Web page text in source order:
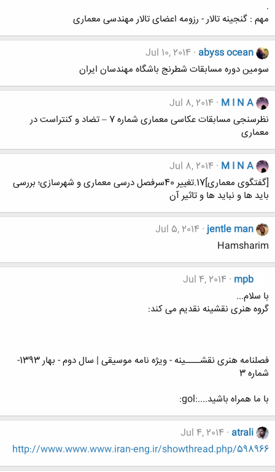
.
مهم : گنجینه تالار - رزومه اعضای تالار مهندسی معماری
abyss ocean
Jul 10, 2014
سومین دوره مسابقات شطرنج باشگاه مهندسان ایران
M I N A
Jul 8, 2014
نظرسنجی مسابقات عکاسی معماری شماره 7 – تضاد و کنتراست در
معماری
M I N A
Jul 8, 2014
[گفتگوی معماری]17.تغییر 40سرفصل درسی معماری و شهرسازی؛ بررسی
باید ها و نباید ها و تاثیر آن
jentle man
Jul 5, 2014
Hamsharim
mpb
Jul 4, 2014
با سلام...
گروه هنری نقشینه نقدیم می کند:
فصلنامه هنری نقشــــینه - ویژه نامه موسیقی | سال دوم - بهار 1393-
شماره 3
با ما همراه باشید....:gol:
atrali
Jul 4, 2014
http://www.www.www.iran-eng.ir/showthread.php/598966